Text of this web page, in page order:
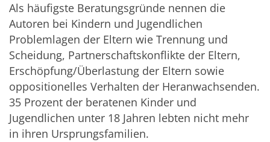
Als häufigste Beratungsgründe nennen die
Autoren bei Kindern und Jugendlichen
Problemlagen der Eltern wie Trennung und
Scheidung, Partnerschaftskonflikte der Eltern,
Erschöpfung/Überlastung der Eltern sowie
oppositionelles Verhalten der Heranwachsenden.
35 Prozent der beratenen Kinder und
Jugendlichen unter 18 Jahren lebten nicht mehr
in ihren Ursprungsfamilien.